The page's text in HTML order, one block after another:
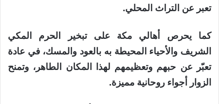
تعبر عن التراث المحلي.
كما يحرص أهالي مكة على تبخير الحرم المكي
الشريف والأحياء المحيطة به بالعود والمسك، في عادة
تعبّر عن حبهم وتعظيمهم لهذا المكان الطاهر، وتمنح
الزوار أجواء روحانية مميزة.